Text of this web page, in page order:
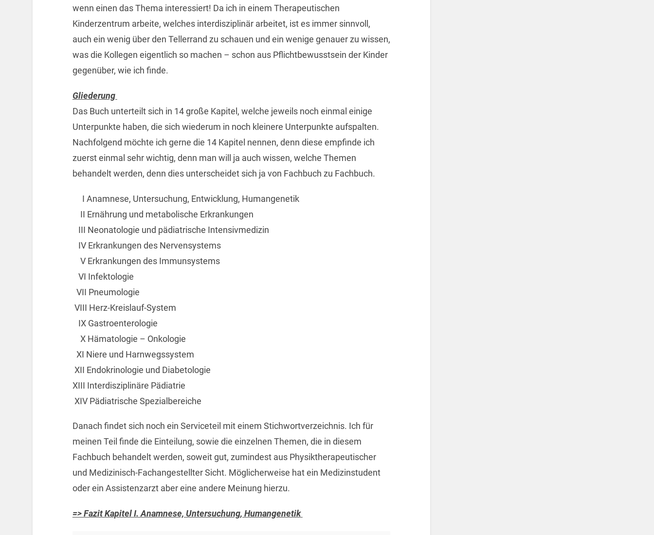
wenn einen das Thema interessiert! Da ich in einem Therapeutischen
Kinderzentrum arbeite, welches interdisziplinär arbeitet, ist es immer sinnvoll,
auch ein wenig über den Tellerrand zu schauen und ein wenige genauer zu wissen,
was die Kollegen eigentlich so machen – schon aus Pflichtbewusstsein der Kinder
gegenüber, wie ich finde.
Gliederung
Das Buch unterteilt sich in 14 große Kapitel, welche jeweils noch einmal einige
Unterpunkte haben, die sich wiederum in noch kleinere Unterpunkte aufspalten.
Nachfolgend möchte ich gerne die 14 Kapitel nennen, denn diese empfinde ich
zuerst einmal sehr wichtig, denn man will ja auch wissen, welche Themen
behandelt werden, denn dies unterscheidet sich ja von Fachbuch zu Fachbuch.
I Anamnese, Untersuchung, Entwicklung, Humangenetik
II Ernährung und metabolische Erkrankungen
III Neonatologie und pädiatrische Intensivmedizin
IV Erkrankungen des Nervensystems
V Erkrankungen des Immunsystems
VI Infektologie
VII Pneumologie
VIII Herz-Kreislauf-System
IX Gastroenterologie
X Hämatologie – Onkologie
XI Niere und Harnwegssystem
XII Endokrinologie und Diabetologie
XIII Interdisziplinäre Pädiatrie
XIV Pädiatrische Spezialbereiche
Danach findet sich noch ein Serviceteil mit einem Stichwortverzeichnis. Ich für
meinen Teil finde die Einteilung, sowie die einzelnen Themen, die in diesem
Fachbuch behandelt werden, soweit gut, zumindest aus Physiktherapeutischer
und Medizinisch-Fachangestellter Sicht. Möglicherweise hat ein Medizinstudent
oder ein Assistenzarzt aber eine andere Meinung hierzu.
=> Fazit Kapitel I. Anamnese, Untersuchung, Humangenetik